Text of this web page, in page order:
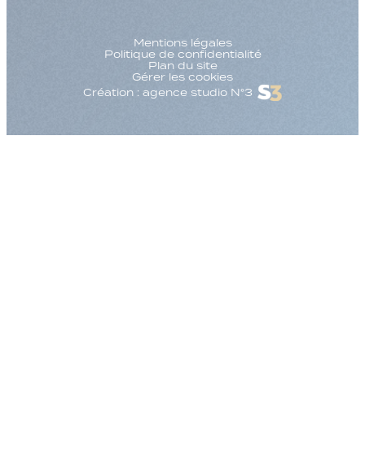
Mentions légales
Politique de confidentialité
Plan du site
Gérer les cookies
Création : agence studio N°3